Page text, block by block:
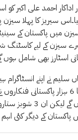
احمد علی اکبر
سیریز کا پہلا سیزن
میں پاکستان کے
سیزن کے لیے
اسٹارز بھی شامل ہوں
سلیم نے اپنے
پر مبنی سیریز کے لیے
کی کاسٹ میں